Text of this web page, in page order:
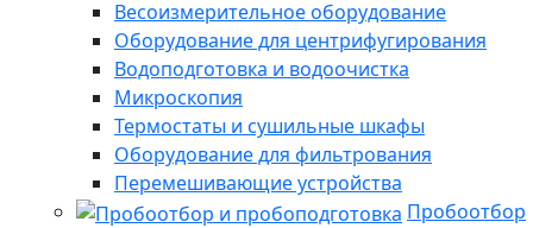
Весоизмерительное оборудование
Оборудование для центрифугирования
Водоподготовка и водоочистка
Микроскопия
Термостаты и сушильные шкафы
Оборудование для фильтрования
Перемешивающие устройства
Пробоотбор